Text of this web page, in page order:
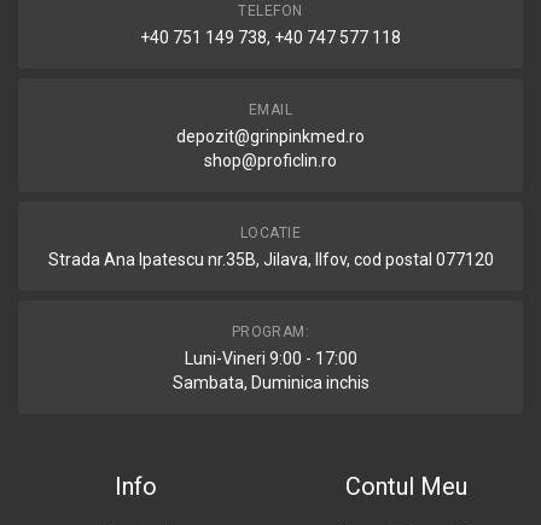
TELEFON
+40 751 149 738, +40 747 577 118
EMAIL
depozit@grinpinkmed.ro
shop@proficlin.ro
LOCATIE
Strada Ana Ipatescu nr.35B, Jilava, Ilfov, cod postal 077120
PROGRAM:
Luni-Vineri 9:00 - 17:00
Sambata, Duminica inchis
Info Contul Meu